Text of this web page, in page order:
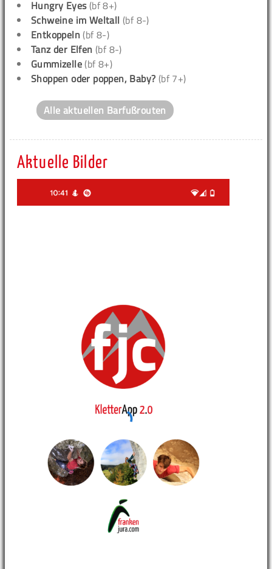
Hungry Eyes(bf 8+)
Schweine im Weltall (bf 8-)
Entkoppeln (bf 8-)
Tanz der Elfen (bf 8-)
Gummizelle (bf 8+)
Shoppen oder poppen, Baby? (bf 7+)
Alle aktuellen Barfußrouten
Aktuelle Bilder